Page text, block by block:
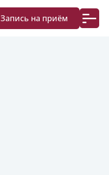
Запись на приём